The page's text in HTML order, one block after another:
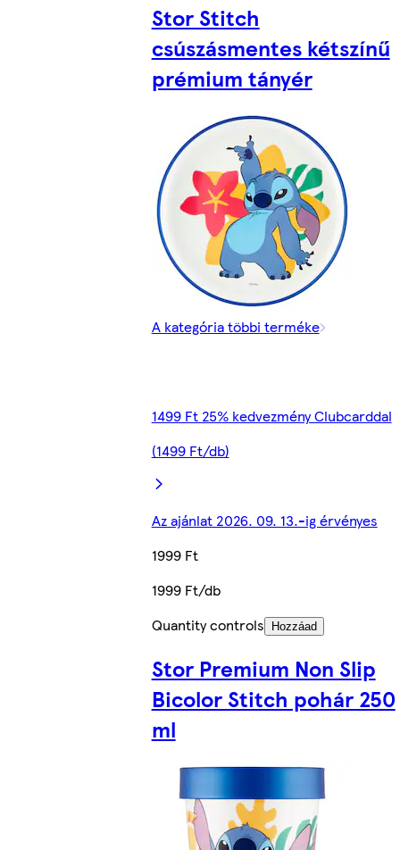
Stor Stitch
csúszásmentes kétszínű
prémium tányér
A kategória többi terméke
1499 Ft 25% kedvezmény Clubcarddal
(1499 Ft/db)
Az ajánlat 2026. 09. 13.-ig érvényes
1999 Ft
1999 Ft/db
Quantity controls
Hozzáad
Stor Premium Non Slip
Bicolor Stitch pohár 250
ml